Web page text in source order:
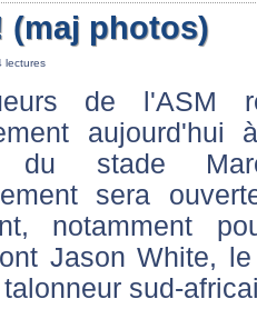
(maj photos)
lectures
de l'ASM
du stade
sera
notamment
Jason White,
sud-